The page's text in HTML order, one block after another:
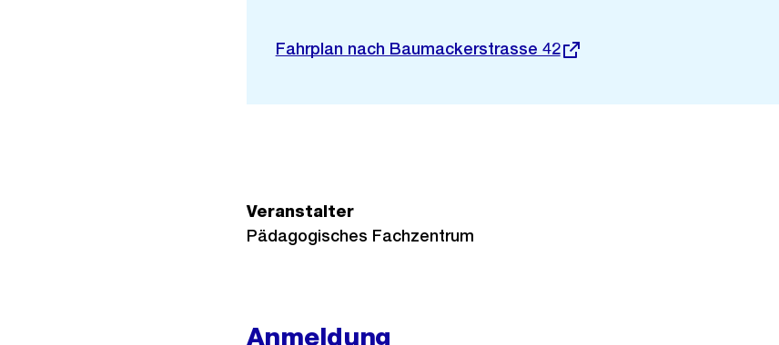
Externer
Fahrplan nach Baumackerstrasse 42
Veranstalter
Pädagogisches Fachzentrum
Anmeldung